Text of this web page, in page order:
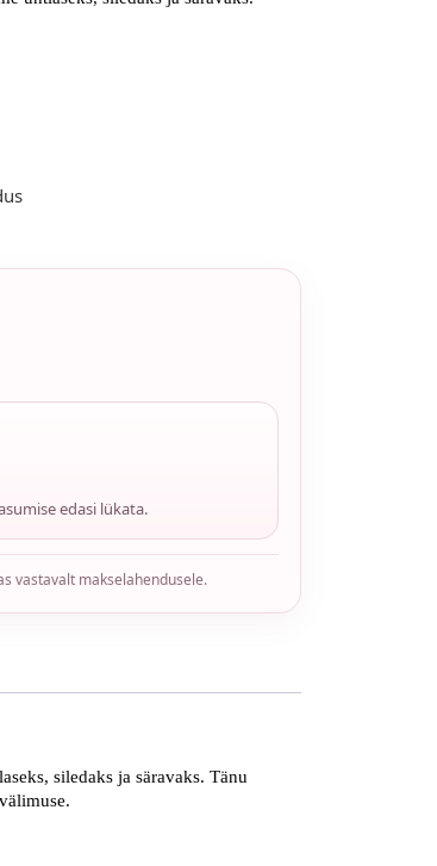
edasi lükata.
vastavalt makselahendusele.
siledaks ja säravaks. Tänu